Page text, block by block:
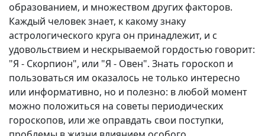
образованием, и множеством других факторов.
Каждый человек знает, к какому знаку
астрологического круга он принадлежит, и с
удовольствием и нескрываемой гордостью говорит:
"Я - Скорпион", или "Я - Овен". Знать гороскоп и
пользоваться им оказалось не только интересно
или информативно, но и полезно: в любой момент
можно положиться на советы периодических
гороскопов, или же оправдать свои поступки,